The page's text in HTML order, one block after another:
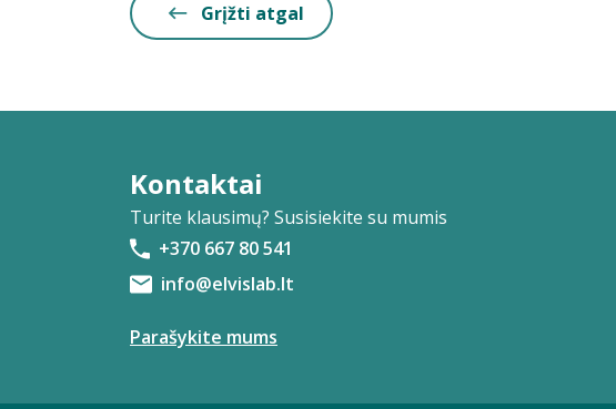
Grįžti atgal
Kontaktai
Turite klausimų? Susisiekite su mumis
+370 667 80 541
info@elvislab.lt
Parašykite mums